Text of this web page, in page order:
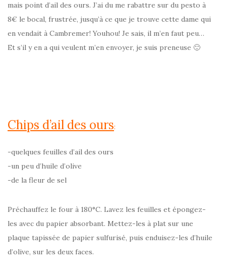
mais point d’ail des ours. J’ai du me rabattre sur du pesto à
8€ le bocal, frustrée, jusqu’à ce que je trouve cette dame qui
en vendait à Cambremer! Youhou! Je sais, il m’en faut peu…
Et s’il y en a qui veulent m’en envoyer, je suis preneuse 🙂
Chips d’ail des ours:
-quelques feuilles d’ail des ours
-un peu d’huile d’olive
-de la fleur de sel
Préchauffez le four à 180°C. Lavez les feuilles et épongez-
les avec du papier absorbant. Mettez-les à plat sur une
plaque tapissée de papier sulfurisé, puis enduisez-les d’huile
d’olive, sur les deux faces.